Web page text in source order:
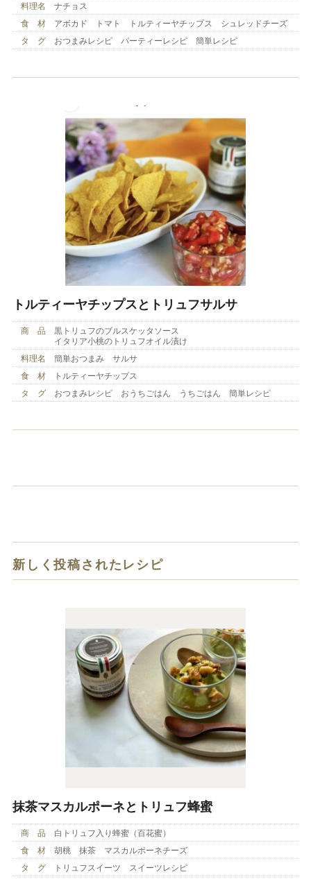
料理名
ナチョス
食 材
アボカド トマト トルティーヤチップス シュレッドチーズ
タ グ
おつまみレシピ パーティーレシピ 簡単レシピ
トルティーヤチップスとトリュフサルサ
商 品
黒トリュフのブルスケッタソース
イタリア小桃のトリュフオイル漬け
料理名
簡単おつまみ サルサ
食 材
トルティーヤチップス
タ グ
おつまみレシピ おうちごはん うちごはん 簡単レシピ
新しく投稿されたレシピ
抹茶マスカルポーネとトリュフ蜂蜜
商 品
白トリュフ入り蜂蜜（百花蜜）
食 材
胡桃 抹茶 マスカルポーネチーズ
タ グ
トリュフスイーツ スイーツレシピ